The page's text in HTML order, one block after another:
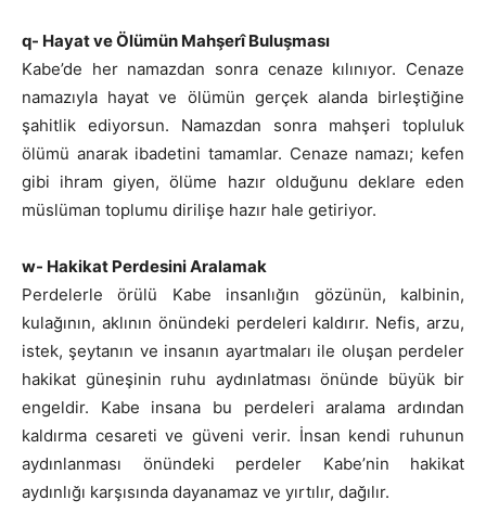
q- Hayat ve Ölümün Mahşerî Buluşması
Kabe’de her namazdan sonra cenaze kılınıyor. Cenaze
namazıyla hayat ve ölümün gerçek alanda birleştiğine
şahitlik ediyorsun. Namazdan sonra mahşeri topluluk
ölümü anarak ibadetini tamamlar. Cenaze namazı; kefen
gibi ihram giyen, ölüme hazır olduğunu deklare eden
müslüman toplumu dirilişe hazır hale getiriyor.
w- Hakikat Perdesini Aralamak
Perdelerle örülü Kabe insanlığın gözünün, kalbinin,
kulağının, aklının önündeki perdeleri kaldırır. Nefis, arzu,
istek, şeytanın ve insanın ayartmaları ile oluşan perdeler
hakikat güneşinin ruhu aydınlatması önünde büyük bir
engeldir. Kabe insana bu perdeleri aralama ardından
kaldırma cesareti ve güveni verir. İnsan kendi ruhunun
aydınlanması önündeki perdeler Kabe’nin hakikat
aydınlığı karşısında dayanamaz ve yırtılır, dağılır.